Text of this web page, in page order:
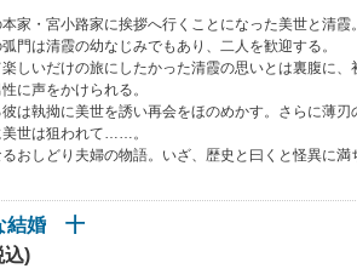
本家・宮小路家に挨拶へ行くことになった美世と清霞
門は清霞の幼なじみでもあり、二人を歓迎する。
しいだけの旅にしたかった清霞の思いとは裏腹に、
に声をかけられる。
は執拗に美世を誘い再会をほのめかす。さらに薄刃
世は狙われて……。
おしどり夫婦の物語。いざ、歴史と曰くと怪異に満
結婚 十
込)